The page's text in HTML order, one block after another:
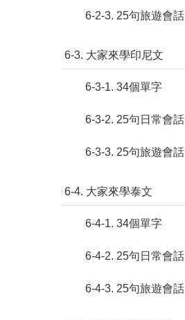
6-2-3. 25句旅遊會話
6-3. 大家來學印尼文
6-3-1. 34個單字
6-3-2. 25句日常會話
6-3-3. 25句旅遊會話
6-4. 大家來學泰文
6-4-1. 34個單字
6-4-2. 25句日常會話
6-4-3. 25句旅遊會話